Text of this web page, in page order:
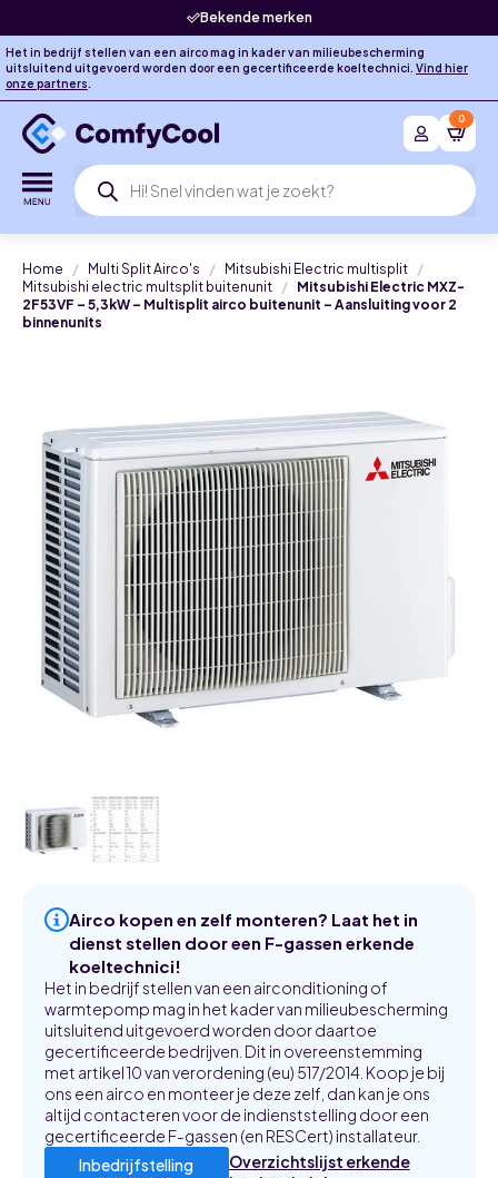
Bekende merken
Het in bedrijf stellen van een airco mag in kader van milieubescherming
uitsluitend uitgevoerd worden door een gecertificeerde koeltechnici. Vind hier
onze partners.
Producten
zoeken
0
Home Multi Split Airco's
Mitsubishi Electric multisplit
Mitsubishi electric multsplit buitenunit
Mitsubishi Electric MXZ-
2F53VF – 5,3kW – Multisplit airco buitenunit – Aansluiting voor 2
binnenunits
Airco kopen en zelf monteren? Laat het in
dienst stellen door een F-gassen erkende
koeltechnici!
Het in bedrijf stellen van een airconditioning of
warmtepomp mag in het kader van milieubescherming
uitsluitend uitgevoerd worden door daartoe
gecertificeerde bedrijven. Dit in overeenstemming
met artikel 10 van verordening (eu) 517/2014. Koop je bij
ons een airco en monteer je deze zelf, dan kan je ons
altijd contacteren voor de indienststelling door een
gecertificeerde F-gassen (en RESCert) installateur.
Inbedrijfstelling
Overzichtslijst erkende